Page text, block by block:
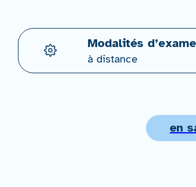
Modalités
à distance
en